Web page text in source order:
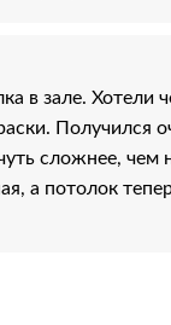
в зале. Хотели
Получился
сложнее, чем
а потолок